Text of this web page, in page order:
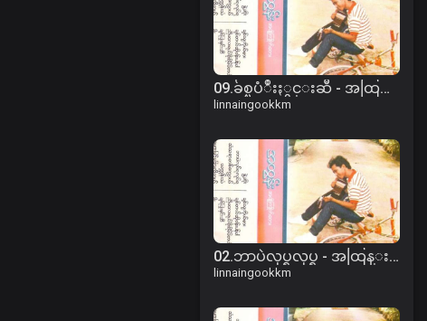
09.ခ်စ္ၿပံဳးႏွင္းဆီ - အထြန္း.mp3
linnaingookkm
02.ဘာပဲလုပ္ရလုပ္ရ - အထြန္း.mp3
linnaingookkm